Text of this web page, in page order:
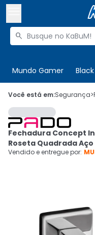
Buscar produtos

Mundo Gamer
 Olá. Acesse
 Departamentos
Cupons
Você está em:Segurança>
Fechadura Concept
Roseta Quadrada
Vendido e entregue por: